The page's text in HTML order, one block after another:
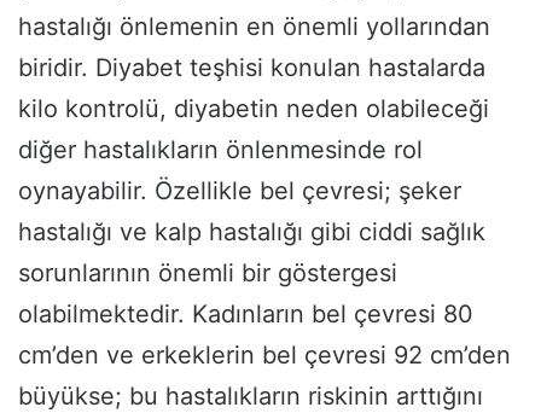
hastalığı önlemenin en önemli yollarından
biridir. Diyabet teşhisi konulan hastalarda
kilo kontrolü, diyabetin neden olabileceği
diğer hastalıkların önlenmesinde rol
oynayabilir. Özellikle bel çevresi; şeker
hastalığı ve kalp hastalığı gibi ciddi sağlık
sorunlarının önemli bir göstergesi
olabilmektedir. Kadınların bel çevresi 80
cm’den ve erkeklerin bel çevresi 92 cm’den
büyükse; bu hastalıkların riskinin arttığını